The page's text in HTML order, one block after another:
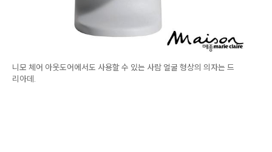
니모 체어 아웃도어에서도 사용할 수 있는 사람 얼굴 형상의 의자는 드
리아데.